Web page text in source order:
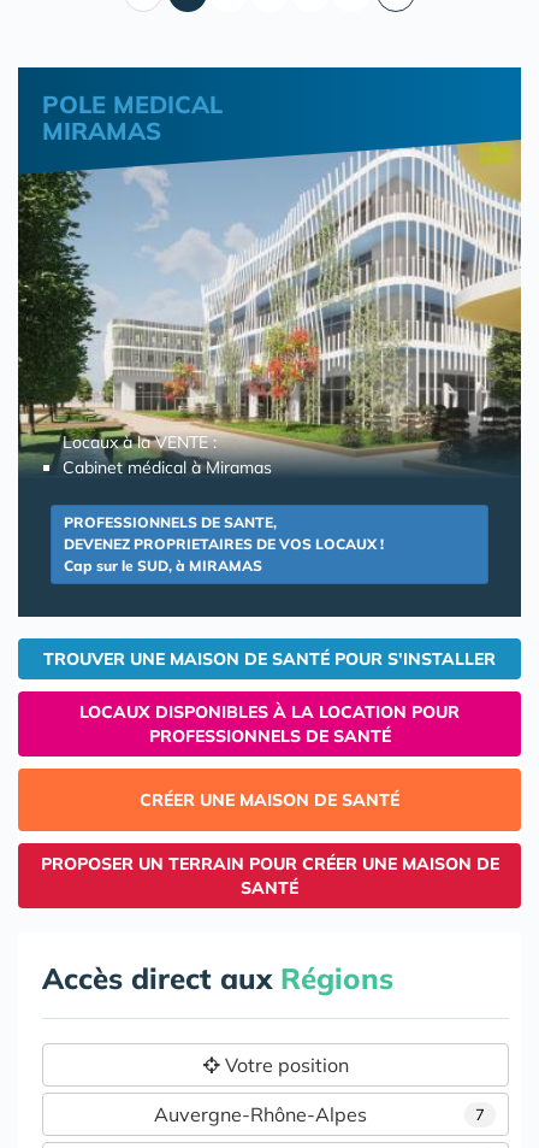
POLE MEDICAL
MIRAMAS
Locaux à la VENTE :
Cabinet médical à Miramas
PROFESSIONNELS DE SANTE,
DEVENEZ PROPRIETAIRES DE VOS LOCAUX !
Cap sur le SUD, à MIRAMAS
TROUVER UNE MAISON DE SANTÉ POUR S'INSTALLER
LOCAUX DISPONIBLES À LA LOCATION POUR
PROFESSIONNELS DE SANTÉ
CRÉER UNE MAISON DE SANTÉ
PROPOSER UN TERRAIN POUR CRÉER UNE MAISON DE
SANTÉ
Accès direct aux Régions
Votre position
7
Auvergne-Rhône-Alpes